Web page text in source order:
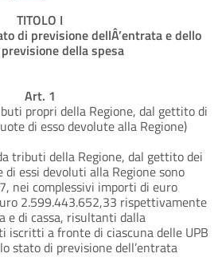
TITOLO I
di previsione dellÂ’entrata e dello
della spesa
Art. 1
propri della Regione, dal gettito di
di esso devolute alla Regione)
tributi della Regione, dal gettito dei
essi devoluti alla Regione sono
nei complessivi importi di euro
2.599.443.652,33 rispettivamente
e di cassa, risultanti dalla
iscritti a fronte di ciascuna delle UPB
stato di previsione dell’entrata